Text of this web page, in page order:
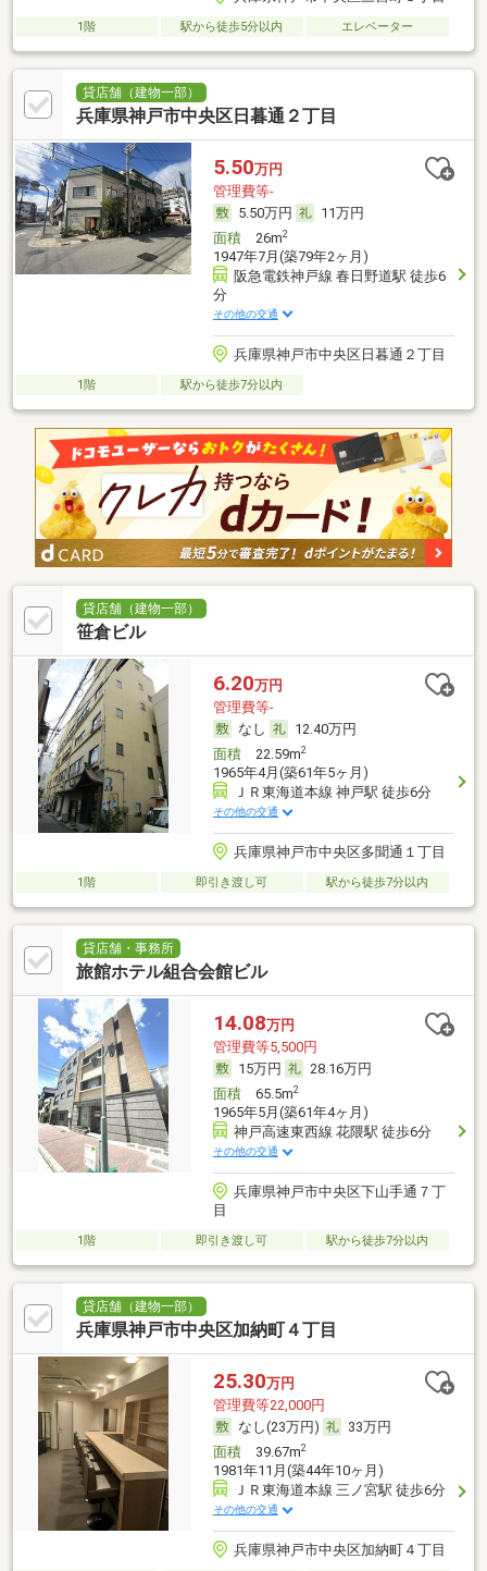
1階 駅から徒歩5分以内 エレベーター
貸店舗（建物一部）
兵庫県神戸市中央区日暮通２丁目
5.50万円
管理費等-
5.50万円
11万円
面積26m2
1947年7月(築79年2ヶ月)
阪急電鉄神戸線 春日野道駅 徒歩6
分
その他の交通
兵庫県神戸市中央区日暮通２丁目
1階 駅から徒歩7分以内
貸店舗（建物一部）
笹倉ビル
6.20万円
管理費等-
なし
12.40万円
面積22.59m2
1965年4月(築61年5ヶ月)
ＪＲ東海道本線 神戸駅 徒歩6分
その他の交通
兵庫県神戸市中央区多聞通１丁目
1階 即引き渡し可 駅から徒歩7分以内
貸店舗・事務所
旅館ホテル組合会館ビル
14.08万円
管理費等5,500円
15万円
28.16万円
面積65.5m2
1965年5月(築61年4ヶ月)
神戸高速東西線 花隈駅 徒歩6分
その他の交通
兵庫県神戸市中央区下山手通７丁
目
1階 即引き渡し可 駅から徒歩7分以内
貸店舗（建物一部）
兵庫県神戸市中央区加納町４丁目
25.30万円
管理費等22,000円
なし(23万円)
33万円
面積39.67m2
1981年11月(築44年10ヶ月)
ＪＲ東海道本線 三ノ宮駅 徒歩6分
その他の交通
兵庫県神戸市中央区加納町４丁目